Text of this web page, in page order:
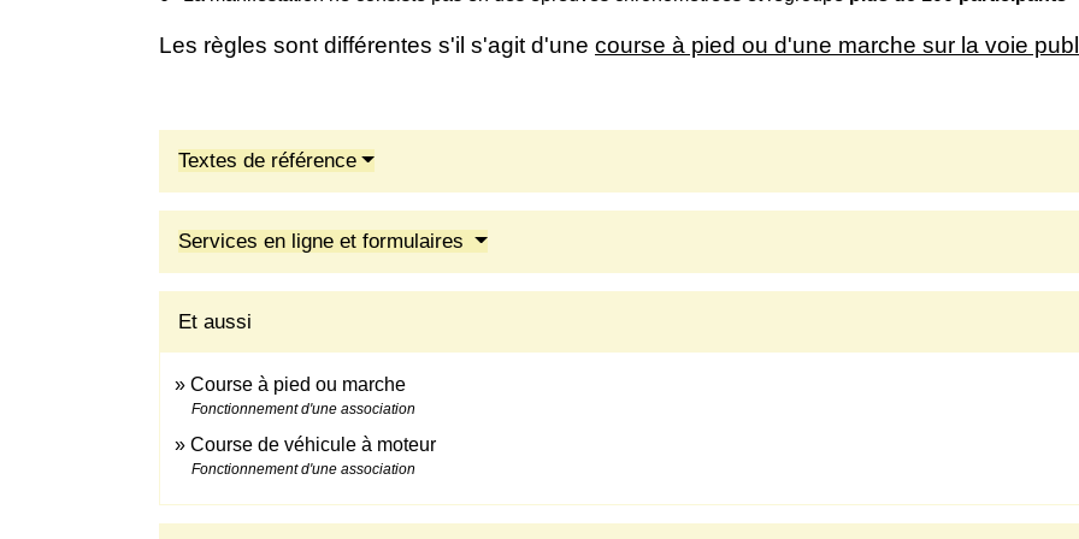
Les règles sont différentes s'il s'agit d'une course à pied ou d'une marche sur la voie
Textes de référence
Services en ligne et formulaires
Et aussi
Course à pied ou marche
Fonctionnement d'une association
Course de véhicule à moteur
Fonctionnement d'une association